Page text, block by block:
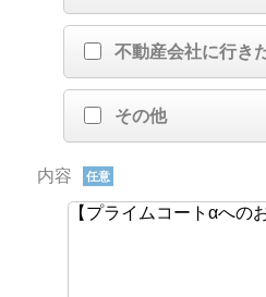
不動産会社に行き
その他
内容 任意